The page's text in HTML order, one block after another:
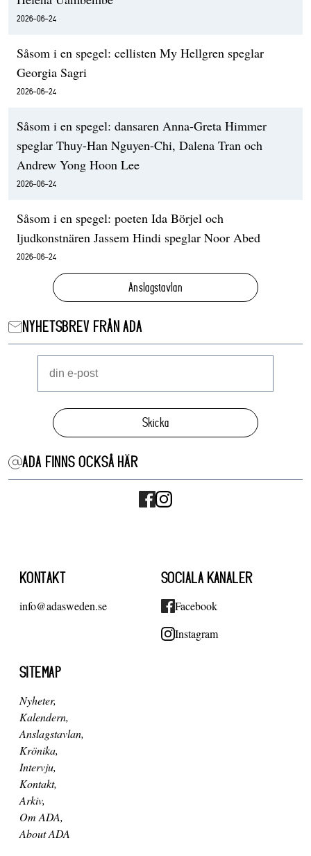
2026-06-24
Såsom i en spegel: cellisten My Hellgren speglar
Georgia Sagri
2026-06-24
Såsom i en spegel: dansaren Anna-Greta Himmer
speglar Thuy-Han Nguyen-Chi, Dalena Tran och
Andrew Yong Hoon Lee
2026-06-24
Såsom i en spegel: poeten Ida Börjel och
ljudkonstnären Jassem Hindi speglar Noor Abed
2026-06-24
Anslagstavlan
NYHETSBREV FRÅN ADA
Skicka
ADA FINNS OCKSÅ HÄR
KONTAKT
info@adasweden.se
SOCIALA KANALER
Facebook
Instagram
SITEMAP
Nyheter
Kalendern
Anslagstavlan
Krönika
Intervju
Kontakt
Arkiv
Om ADA
About ADA